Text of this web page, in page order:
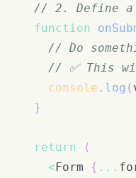
// 2. Define a
function
// Do
// ✅ This
console . log (
}
return
(
<Form { ...